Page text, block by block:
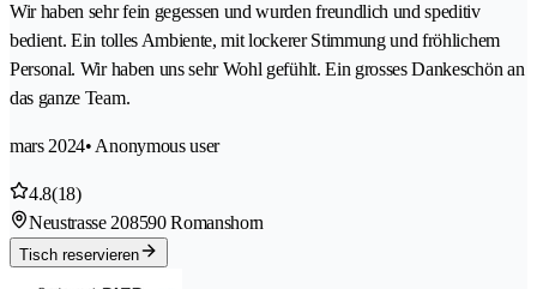
Wir haben sehr fein gegessen und wurden freundlich und speditiv
bedient. Ein tolles Ambiente, mit lockerer Stimmung und fröhlichem
Personal. Wir haben uns sehr Wohl gefühlt. Ein grosses Dankeschön an
das ganze Team.
mars 2024• Anonymous user
4.8(18)
Neustrasse 208590 Romanshorn
Tisch reservieren